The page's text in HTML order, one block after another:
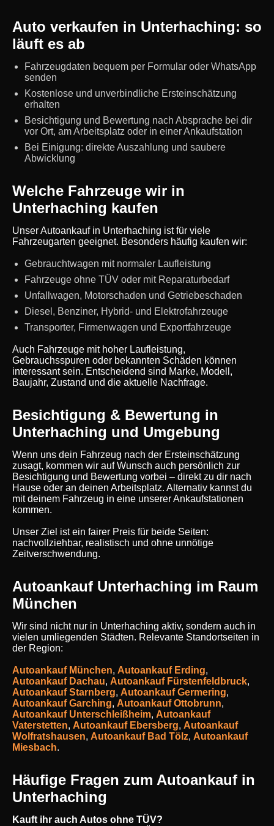
Auto verkaufen in Unterhaching: so
läuft es ab
Fahrzeugdaten bequem per Formular oder WhatsApp
senden
Kostenlose und unverbindliche Ersteinschätzung
erhalten
Besichtigung und Bewertung nach Absprache bei dir
vor Ort, am Arbeitsplatz oder in einer Ankaufstation
Bei Einigung: direkte Auszahlung und saubere
Abwicklung
Welche Fahrzeuge wir in
Unterhaching kaufen
Unser Autoankauf in Unterhaching ist für viele
Fahrzeugarten geeignet. Besonders häufig kaufen wir:
Gebrauchtwagen mit normaler Laufleistung
Fahrzeuge ohne TÜV oder mit Reparaturbedarf
Unfallwagen, Motorschaden und Getriebeschaden
Diesel, Benziner, Hybrid- und Elektrofahrzeuge
Transporter, Firmenwagen und Exportfahrzeuge
Auch Fahrzeuge mit hoher Laufleistung,
Gebrauchsspuren oder bekannten Schäden können
interessant sein. Entscheidend sind Marke, Modell,
Baujahr, Zustand und die aktuelle Nachfrage.
Besichtigung & Bewertung in
Unterhaching und Umgebung
Wenn uns dein Fahrzeug nach der Ersteinschätzung
zusagt, kommen wir auf Wunsch auch persönlich zur
Besichtigung und Bewertung vorbei – direkt zu dir nach
Hause oder an deinen Arbeitsplatz. Alternativ kannst du
mit deinem Fahrzeug in eine unserer Ankaufstationen
kommen.
Unser Ziel ist ein fairer Preis für beide Seiten:
nachvollziehbar, realistisch und ohne unnötige
Zeitverschwendung.
Autoankauf Unterhaching im Raum
München
Wir sind nicht nur in Unterhaching aktiv, sondern auch in
vielen umliegenden Städten. Relevante Standortseiten in
der Region:
Autoankauf München, Autoankauf Erding,
Autoankauf Dachau, Autoankauf Fürstenfeldbruck,
Autoankauf Starnberg, Autoankauf Germering,
Autoankauf Garching, Autoankauf Ottobrunn,
Autoankauf Unterschleißheim, Autoankauf
Vaterstetten, Autoankauf Ebersberg, Autoankauf
Wolfratshausen, Autoankauf Bad Tölz, Autoankauf
Miesbach.
Häufige Fragen zum Autoankauf in
Unterhaching
Kauft ihr auch Autos ohne TÜV?